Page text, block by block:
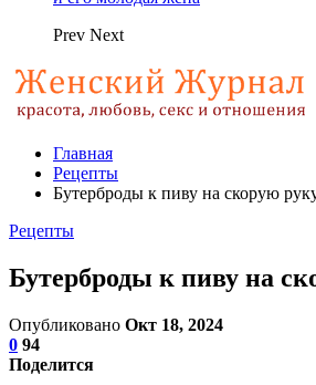
Prev Next
Главная
Рецепты
Бутерброды к пиву на скорую
Рецепты
Бутерброды к пиву на
Опубликовано Окт 18, 2024
0 94
Поделится